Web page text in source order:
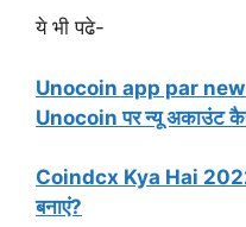
ये भी पढे-
Unocoin app par
Unocoin पर न्यू अकाउंट
Coindcx Kya Hai
बनाएं?